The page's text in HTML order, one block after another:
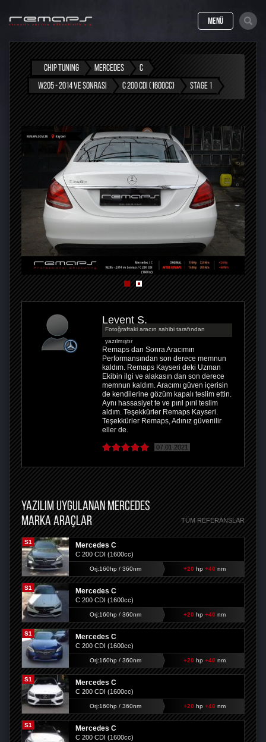
MENÜ
CHIP TUNING MERCEDES
C
W205 - 2014 VE SONRASI
C 200 CDI (1600CC) STAGE 1
Levent Ş.
Fotoğraftaki aracın sahibi tarafından
yazılmıştır
Remaps dan Sonra Aracımın
Performansından son derece memnun
kaldım. Remaps Kayseri deki Uzman
Ekibin ilgi ve alakasın dan son derece
memnun kaldım. Aracımı güven içerisin
de kendilerine gözüm kapalı teslim ettin.
Aynı hassasiyet te ve pırıl pırıl teslim
aldım. Teşekkürler Remaps Kayseri.
Teşekkürler Remaps, Adınız güvenilir
eller de.
07.01.2021
YAZILIM UYGULANAN MERCEDES
MARKA ARAÇLAR
TÜM REFERANSLAR
S1 Mercedes C
C 200 CDI (1600cc)
Orj:160hp / 360nm +20 hp +40 nm
S1 Mercedes C
C 200 CDI (1600cc)
Orj:160hp / 360nm +20 hp +40 nm
S1 Mercedes C
C 200 CDI (1600cc)
Orj:160hp / 360nm +20 hp +40 nm
S1 Mercedes C
C 200 CDI (1600cc)
Orj:160hp / 360nm +20 hp +40 nm
S1 Mercedes C
C 200 CDI (1600cc)